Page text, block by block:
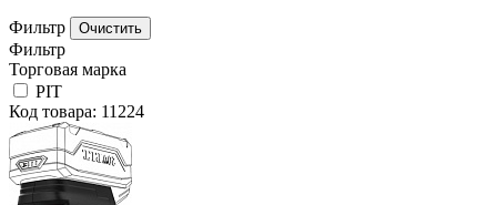
Фильтр
Фильтр
Торговая марка
PIT
Код товара: 11224